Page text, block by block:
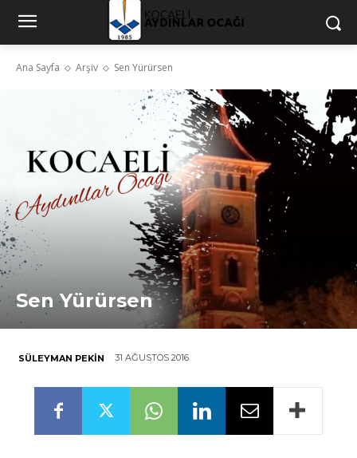
Ana Sayfa Arşiv Sen Yürürsen
Sen Yürürsen
SÜLEYMAN PEKIN 31 AĞUSTOS 2016